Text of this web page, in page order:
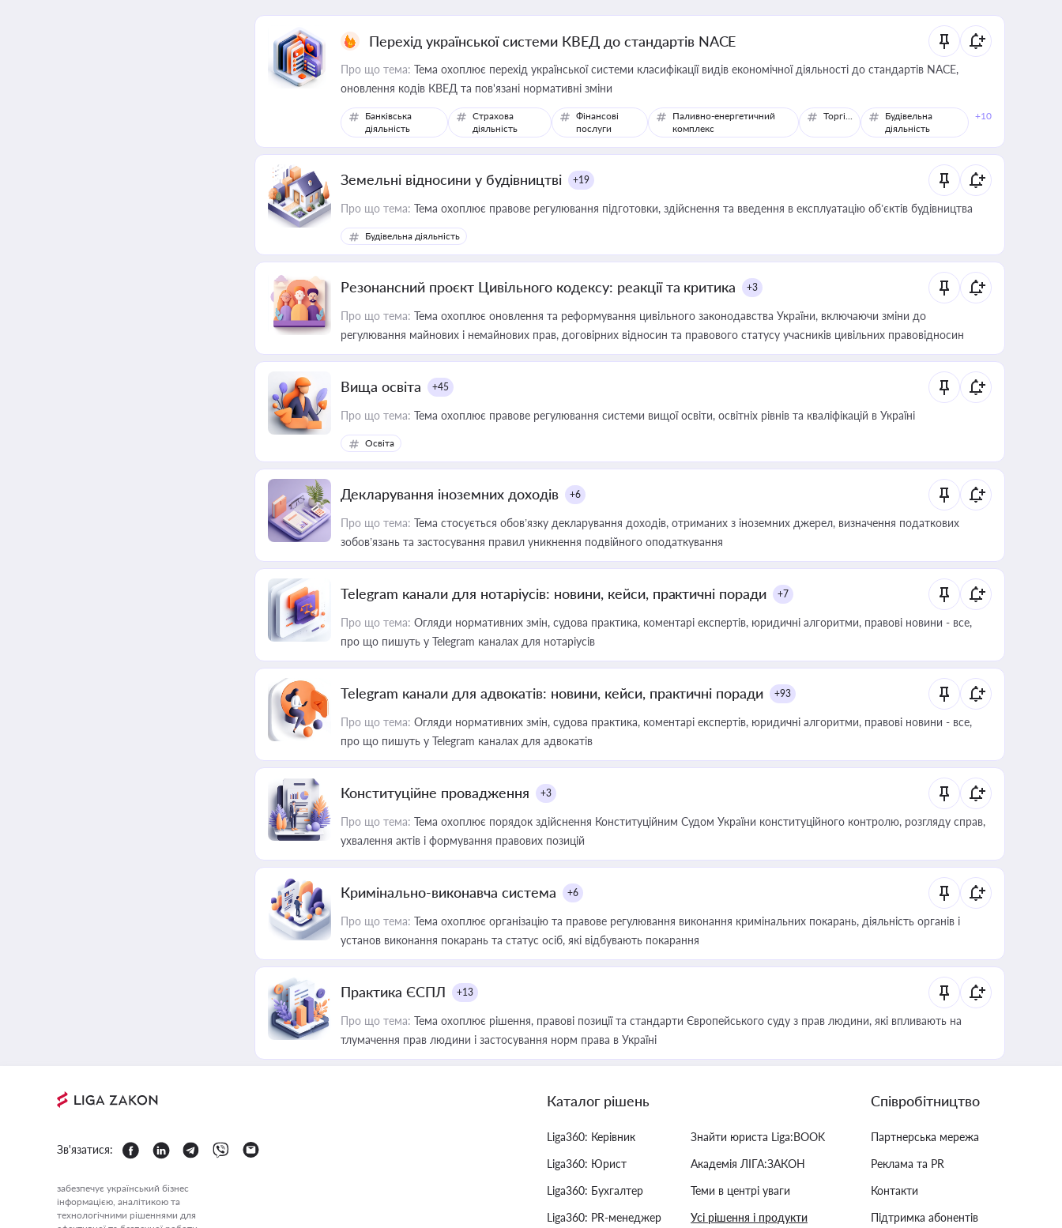
Перехід української системи КВЕД до стандартів NACE
Про що тема: Тема охоплює перехід української системи класифікації видів економічної діяльності до стандартів NACE,
оновлення кодів КВЕД та пов'язані нормативні зміни
Банківська
діяльність
Страхова
діяльність
Фінансові
послуги
Паливно-енергетичний
комплекс
Торгівля
Будівельна
діяльність
+10
Земельні відносини у будівництві +19
Про що тема: Тема охоплює правове регулювання підготовки, здійснення та введення в експлуатацію об’єктів будівництва
Будівельна діяльність
Резонансний проєкт Цивільного кодексу: реакції та критика +3
Про що тема: Тема охоплює оновлення та реформування цивільного законодавства України, включаючи зміни до
регулювання майнових і немайнових прав, договірних відносин та правового статусу учасників цивільних правовідносин
Вища освіта +45
Про що тема: Тема охоплює правове регулювання системи вищої освіти, освітніх рівнів та кваліфікацій в Україні
Освіта
Декларування іноземних доходів +6
Про що тема: Тема стосується обов’язку декларування доходів, отриманих з іноземних джерел, визначення податкових
зобов’язань та застосування правил уникнення подвійного оподаткування
Telegram канали для нотаріусів: новини, кейси, практичні поради +7
Про що тема: Огляди нормативних змін, судова практика, коментарі експертів, юридичні алгоритми, правові новини - все,
про що пишуть у Telegram каналах для нотаріусів
Telegram канали для адвокатів: новини, кейси, практичні поради +93
Про що тема: Огляди нормативних змін, судова практика, коментарі експертів, юридичні алгоритми, правові новини - все,
про що пишуть у Telegram каналах для адвокатів
Конституційне провадження +3
Про що тема: Тема охоплює порядок здійснення Конституційним Судом України конституційного контролю, розгляду справ,
ухвалення актів і формування правових позицій
Кримінально-виконавча система +6
Про що тема: Тема охоплює організацію та правове регулювання виконання кримінальних покарань, діяльність органів і
установ виконання покарань та статус осіб, які відбувають покарання
Практика ЄСПЛ +13
Про що тема: Тема охоплює рішення, правові позиції та стандарти Європейського суду з прав людини, які впливають на
тлумачення прав людини і застосування норм права в Україні
Зв'язатися:
забезпечує український бізнес
інформацією, аналітикою та
технологічними рішеннями для
Каталог рішень
Liga360: Керівник
Liga360: Юрист
Liga360: Бухгалтер
Liga360: PR-менеджер
Знайти юриста Liga:BOOK
Академія ЛІГА:ЗАКОН
Теми в центрі уваги
Усі рішення і продукти
Співробітництво
Партнерська мережа
Реклама та PR
Контакти
Підтримка абонентів